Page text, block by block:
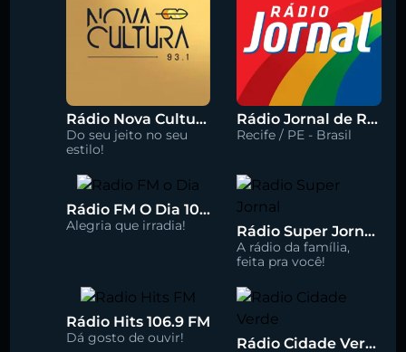
Rádio Nova Cultura 93.1 FM
Do seu jeito no seu
estilo!
Rádio Jornal de Recife 90.3 FM
Recife / PE - Brasil
Rádio FM O Dia 100.5
Alegria que irradia! Rádio Super Jornal 105.7 FM
A rádio da família,
feita pra você!
Rádio Hits 106.9 FM
Dá gosto de ouvir! Rádio Cidade Verde 93.5 FM